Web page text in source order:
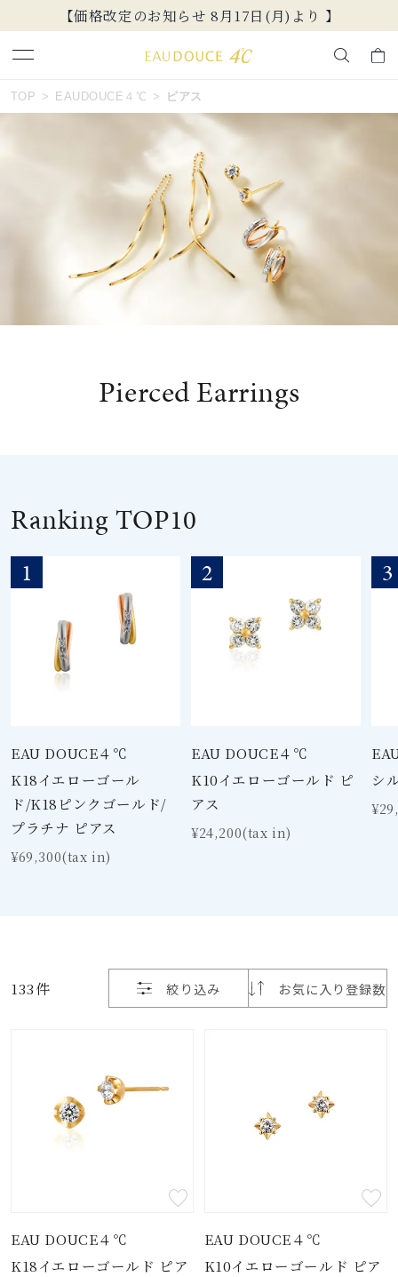
【価格改定のお知らせ 8月17日(月)より 】
人気検索キーワード
#ペア #ダイヤモンド ネックレス
#くまのプーさん
EAU DOUCE４℃
石の色
着用シーン
コレクション
¥0
TOP EAUDOUCE４℃ ピアス
Pierced Earrings
Ranking TOP10
1
EAU DOUCE４℃
K18イエローゴール
ド/K18ピンクゴールド/
プラチナ ピアス
¥69,300(tax in)
2
EAU DOUCE４℃
K10イエローゴールド ピ
アス
¥24,200(tax in)
3
シ
133件 絞り込み お気に入り登録数
お気に入り登録数
並び替え
EAU DOUCE４℃
K18イエローゴールド ピア
EAU DOUCE４℃
K10イエローゴールド ピア